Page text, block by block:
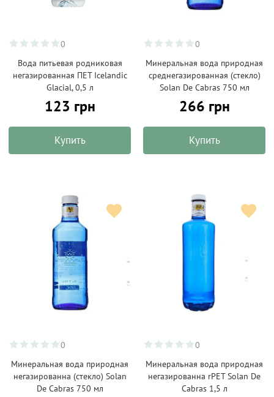
0
Вода питьевая родниковая
негазированная ПЕТ Icelandic
Glacial, 0,5 л
123 грн
Купить
0
Минеральная вода природная
среднегазированная (стекло)
Solan De Cabras 750 мл
266 грн
Купить
0
Минеральная вода природная
негазированна (стекло) Solan
De Cabras 750 мл
0
Минеральная вода природная
негазированна rPET Solan De
Cabras 1,5 л